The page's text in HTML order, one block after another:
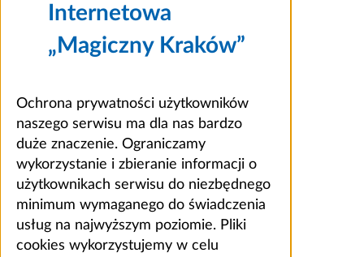
Internetowa
„Magiczny Kraków”
Ochrona prywatności użytkowników
naszego serwisu ma dla nas bardzo
duże znaczenie. Ograniczamy
wykorzystanie i zbieranie informacji o
użytkownikach serwisu do niezbędnego
minimum wymaganego do świadczenia
usług na najwyższym poziomie. Pliki
cookies wykorzystujemy w celu